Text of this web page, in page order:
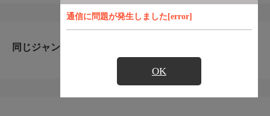
通信に問題が発生しました[error]
OK
同じジャンルのおすすめ番組